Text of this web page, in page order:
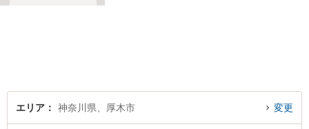
エリア 神奈川県、厚木市 変更